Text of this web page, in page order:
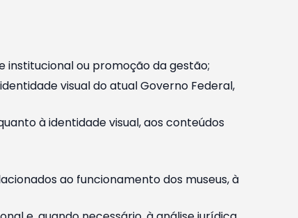
ou promoção da gestão;
visual do atual Governo Federal,
à identidade visual, aos conteúdos
ao funcionamento dos museus, à